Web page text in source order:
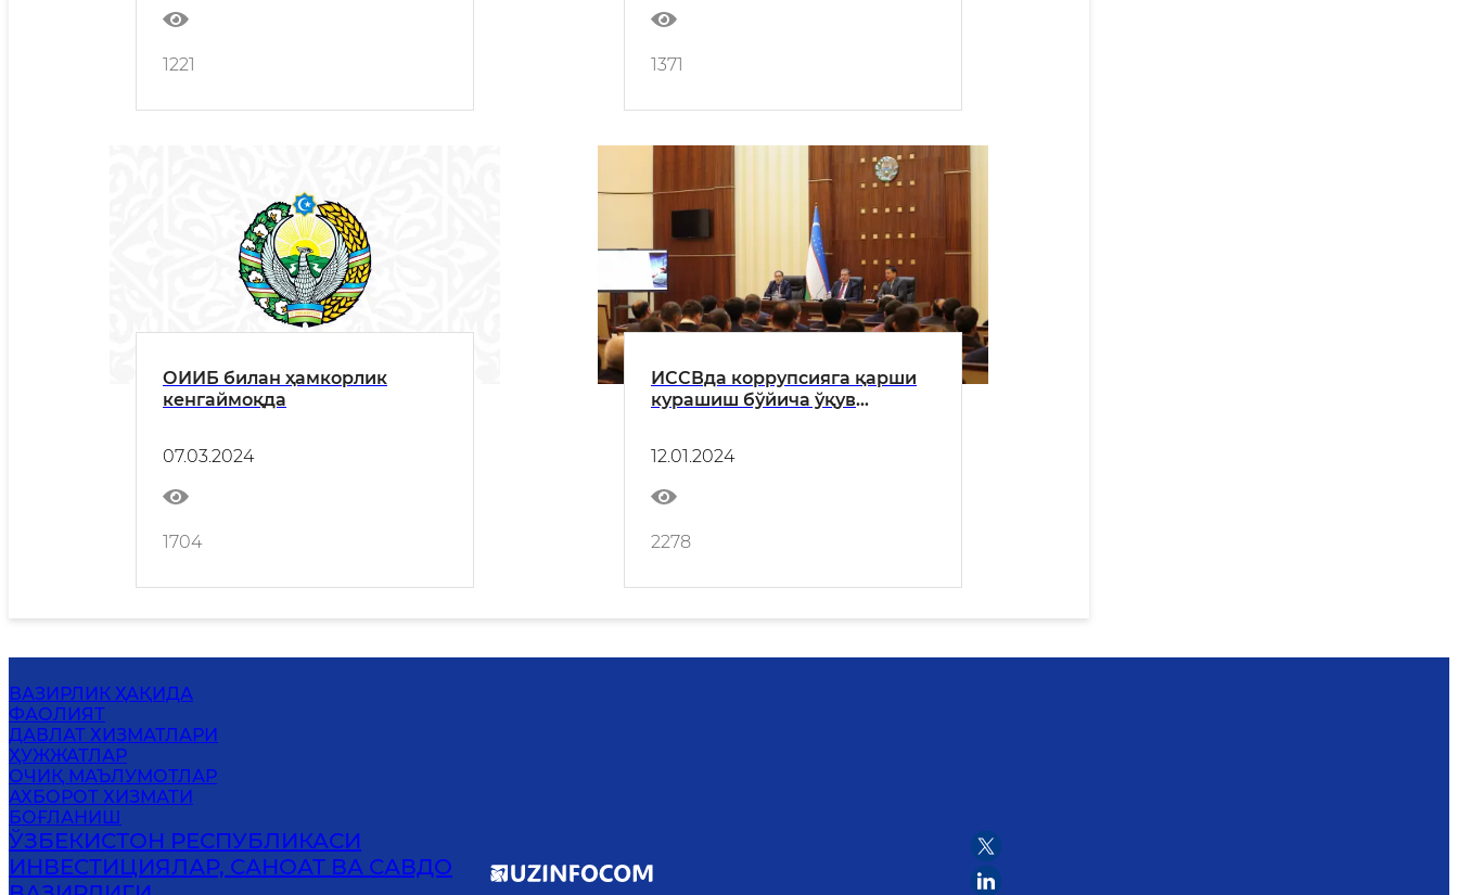
1221 1371
ОИИБ билан ҳамкорлик
кенгаймоқда
07.03.2024
1704
ИССВда коррупсияга қарши
курашиш бўйича ўқув
12.01.2024
2278
ВАЗИРЛИК ҲАҚИДА
ФАОЛИЯТ
ДАВЛАТ ХИЗМАТЛАРИ
ҲУЖЖАТЛАР
ОЧИҚ МАЪЛУМОТЛАР
АХБОРОТ ХИЗМАТИ
БОҒЛАНИШ
ЎЗБЕКИСТОН РЕСПУБЛИКАСИ
ИНВЕСТИЦИЯЛАР, САНОАТ ВА САВДО